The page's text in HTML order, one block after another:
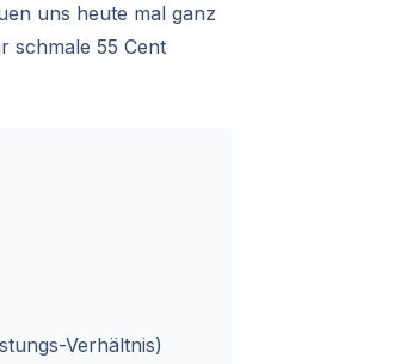
uns heute mal ganz
schmale 55 Cent
Verhältnis)